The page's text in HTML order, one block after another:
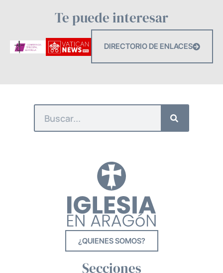
Te puede interesar
DIRECTORIO DE ENLACES
¿QUIENES SOMOS?
Secciones